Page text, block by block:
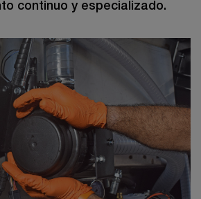
continuo y especializado.